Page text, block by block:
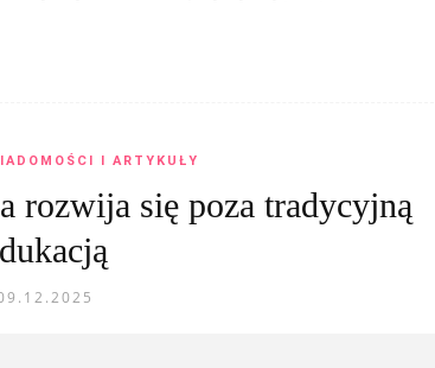
I ARTYKUŁY
rozwija się poza tradycyjną